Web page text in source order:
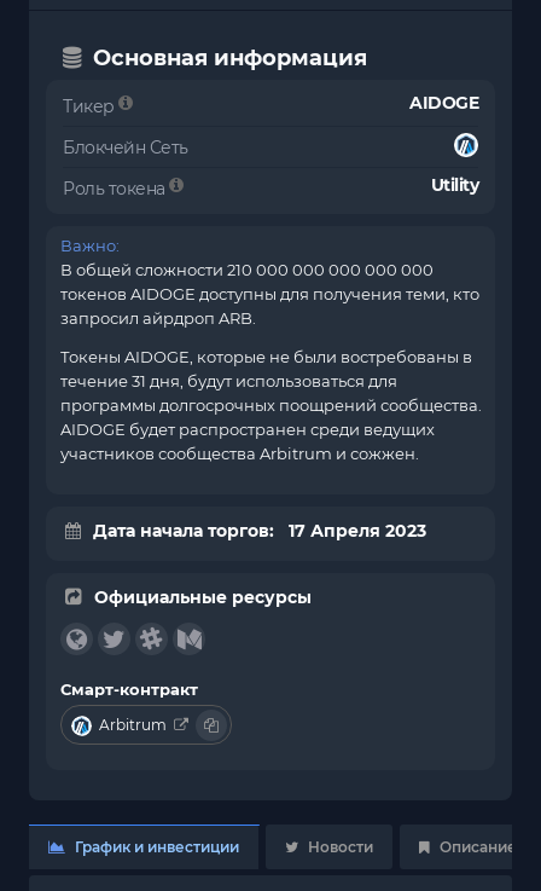
Основная информация
Тикер AIDOGE
Блокчейн Сеть
Роль токена
Utility
Важно:
В общей сложности 210 000 000 000 000 000
токенов AIDOGE доступны для получения теми, кто
запросил айрдроп ARB.
Токены AIDOGE, которые не были востребованы в
течение 31 дня, будут использоваться для
программы долгосрочных поощрений сообщества.
AIDOGE будет распространен среди ведущих
участников сообщества Arbitrum и сожжен.
Дата начала торгов: 17 Апреля 2023
Официальные ресурсы
Смарт-контракт
Arbitrum
График и инвестиции Новости Описание